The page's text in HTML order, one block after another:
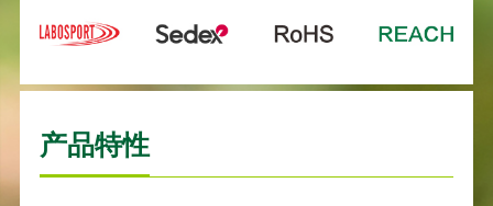
产品特性